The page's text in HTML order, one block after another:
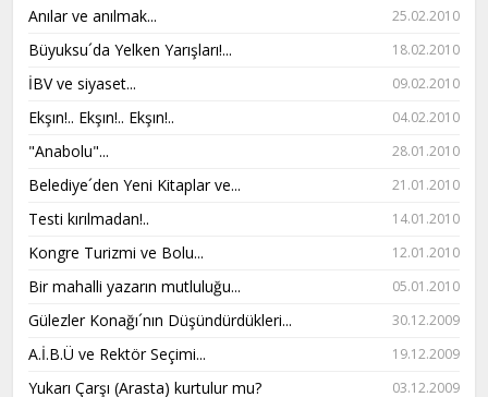
Anılar ve anılmak... 25.02.2010
Büyuksu´da Yelken Yarışları!... 18.02.2010
İBV ve siyaset... 09.02.2010
Ekşın!.. Ekşın!.. Ekşın!.. 04.02.2010
"Anabolu"... 28.01.2010
Belediye´den Yeni Kitaplar ve... 21.01.2010
Testi kırılmadan!.. 14.01.2010
Kongre Turizmi ve Bolu... 12.01.2010
Bir mahalli yazarın mutluluğu... 05.01.2010
Gülezler Konağı´nın Düşündürdükleri... 30.12.2009
A.İ.B.Ü ve Rektör Seçimi... 19.12.2009
Yukarı Çarşı (Arasta) kurtulur mu? 03.12.2009